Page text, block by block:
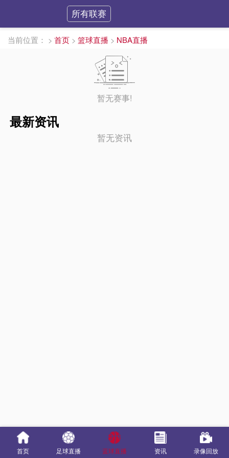
所有联赛
当前位置： > 首页 > 篮球直播 > NBA直播
暂无赛事!
最新资讯
暂无资讯
首页 足球直播 蓝球直播 资讯 录像回放